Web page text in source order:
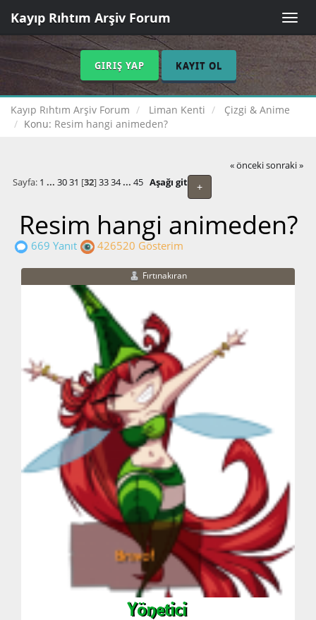
Toggle
Kayıp Rıhtım Arşiv Forum
GIRIŞ YAP KAYIT OL
Kayıp Rıhtım Arşiv Forum Liman Kenti
Çizgi & Anime
Konu: Resim hangi animeden?
« önceki sonraki »
+
Sayfa: 1 ... 30 31 [32]33 34 ... 45 Aşağı git
Resim hangi animeden?
669 Yanıt 426520 Gösterim
Fırtınakıran